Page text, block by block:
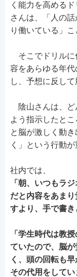
く能力を高める
さんは、「人の
り働いている」こ
そこでドリルに
容をあらゆる年
し、予想に反し
陰山さんは、ど
よう指示したと
と脳が激しく動
く」という行動
社内では、
「朝、いつもラ
だと内容をあま
すより、手で書き
「学生時代は教
ていたので、脳
く、頭の回転も
その代用をしてい